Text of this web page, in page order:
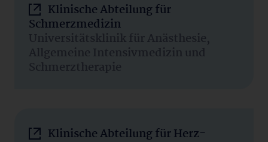
Klinische Abteilung für
Schmerzmedizin
Universitätsklinik für Anästhesie,
Allgemeine Intensivmedizin und
Schmerztherapie
Klinische Abteilung für Herz-